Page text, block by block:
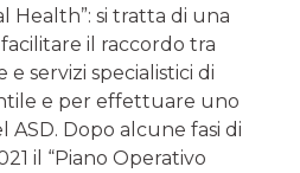
Health”: si tratta di una
il raccordo tra
servizi specialistici di
e per effettuare uno
Dopo alcune fasi di
il “Piano Operativo